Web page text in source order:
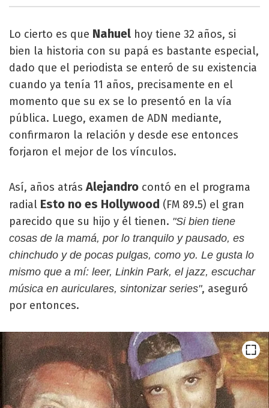
Lo cierto es que Nahuel hoy tiene 32 años, si
bien la historia con su papá es bastante especial,
dado que el periodista se enteró de su existencia
cuando ya tenía 11 años, precisamente en el
momento que su ex se lo presentó en la vía
pública. Luego, examen de ADN mediante,
confirmaron la relación y desde ese entonces
forjaron el mejor de los vínculos.
Así, años atrásAlejandro contó en el programa
radial Esto no es Hollywood (FM 89.5) el gran
parecido que su hijo y él tienen. "Si bien tiene
cosas de la mamá, por lo tranquilo y pausado, es
chinchudo y de pocas pulgas, como yo. Le gusta lo
mismo que a mí: leer, Linkin Park, el jazz, escuchar
música en auriculares, sintonizar series", aseguró
por entonces.